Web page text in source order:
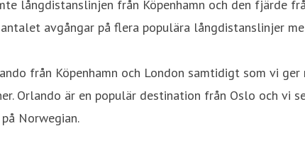
långdistanslinjen från Köpenhamn och den fjärde
avgångar på flera populära långdistanslinjer
från Köpenhamn och London samtidigt som vi
Orlando är en populär destination från Oslo och vi
Norwegian.